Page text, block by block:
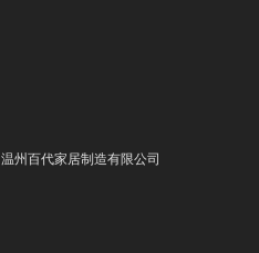
温州百代家居制造有限公司